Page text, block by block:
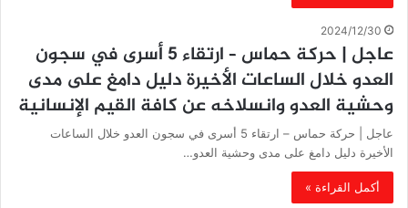
2024/12/30
‏عاجل | حركة حماس – ارتقاء 5 أسرى في سجون
العدو خلال الساعات الأخيرة دليل دامغ على مدى
وحشية العدو وانسلاخه عن كافة القيم الإنسانية
‏عاجل | حركة حماس – ارتقاء 5 أسرى في سجون العدو خلال الساعات
الأخيرة دليل دامغ على مدى وحشية العدو…
أكمل القراءة »